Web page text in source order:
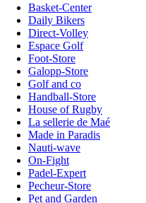
Basket-Center
Daily Bikers
Direct-Volley
Espace Golf
Foot-Store
Galopp-Store
Golf and co
Handball-Store
House of Rugby
La sellerie de Maé
Made in Paradis
Nauti-wave
On-Fight
Padel-Expert
Pecheur-Store
Pet and Garden